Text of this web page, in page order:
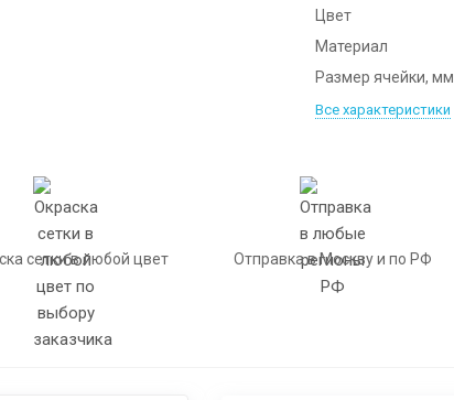
Цвет
Материал
Размер ячейки, мм
Все характеристики
сетки в любой цвет Отправка в Москву и по РФ